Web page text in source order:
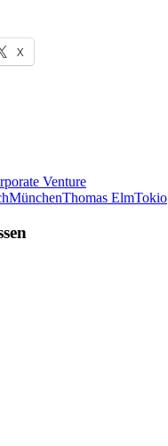
X
Venture
MünchenThomas ElmTokio